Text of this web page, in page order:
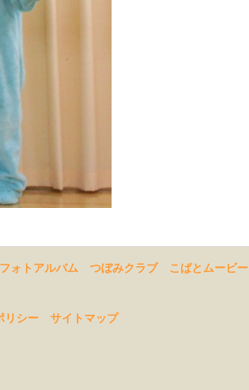
フォトアルバム つぼみクラブ こばとムービー
リシー サイトマップ